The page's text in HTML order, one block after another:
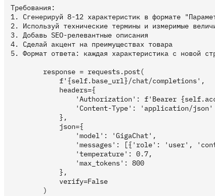
Требования:
1. Сгенерируй 8-12 характеристик в формате
2. Используй технические термины и измеримые
3. Добавь SEO-релевантные описания
4. Сделай акцент на преимуществах товара
5. Формат ответа: каждая характеристика с новой
        response = requests.post(
            f'{self.base_url}/chat/completions',
            headers={
'Authorization': f'Bearer
                'Content-Type': 'application/json'
            },
            json={
                'model': 'GigaChat',
'messages': [{'role': 'user',
                'temperature': 0.7,
                'max_tokens': 800
            },
            verify=False
        )